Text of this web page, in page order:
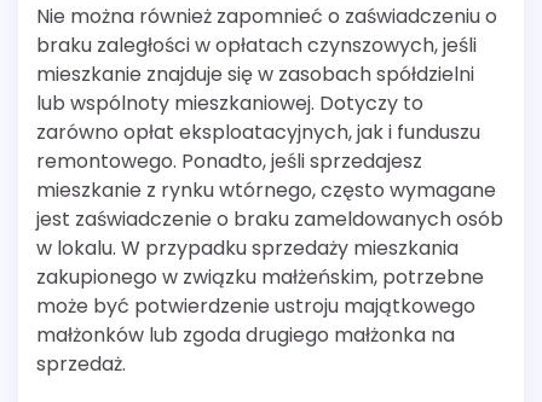
Nie można również zapomnieć o zaświadczeniu o
braku zaległości w opłatach czynszowych, jeśli
mieszkanie znajduje się w zasobach spółdzielni
lub wspólnoty mieszkaniowej. Dotyczy to
zarówno opłat eksploatacyjnych, jak i funduszu
remontowego. Ponadto, jeśli sprzedajesz
mieszkanie z rynku wtórnego, często wymagane
jest zaświadczenie o braku zameldowanych osób
w lokalu. W przypadku sprzedaży mieszkania
zakupionego w związku małżeńskim, potrzebne
może być potwierdzenie ustroju majątkowego
małżonków lub zgoda drugiego małżonka na
sprzedaż.